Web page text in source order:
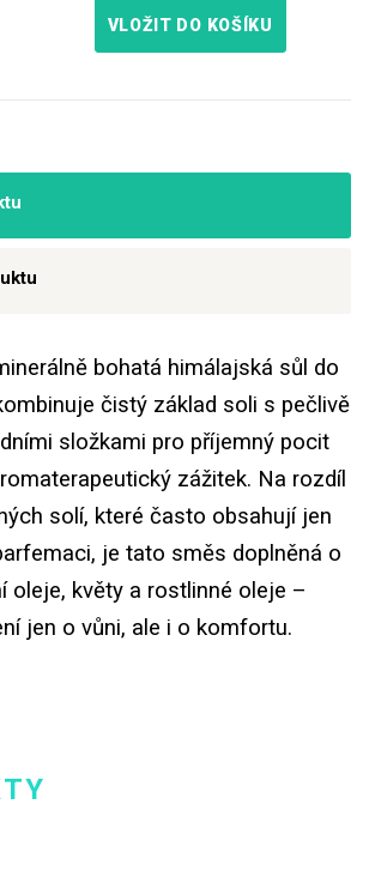
VLOŽIT DO KOŠÍKU
bohatá himálajská sůl do
čistý základ soli s pečlivě
složkami pro příjemný pocit
zážitek. Na rozdíl
solí, které často obsahují jen
je tato směs doplněná o
oleje, květy a rostlinné oleje –
jen o vůni, ale i o komfortu.